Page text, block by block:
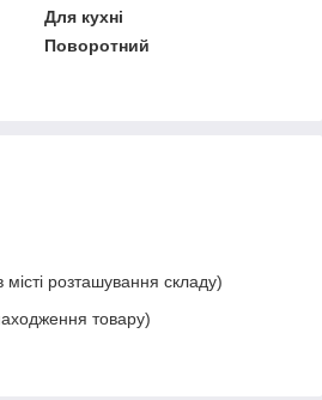
Для кухні
Поворотний
розташування складу)
товару)